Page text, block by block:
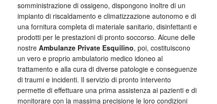
somministrazione di ossigeno, dispongono inoltre di un
impianto di riscaldamento e climatizzazione autonomo e di
una fornitura completa di materiale sanitario, disinfettanti e
prodotti per le prestazioni di pronto soccorso. Alcune delle
nostre Ambulanze Private Esquilino, poi, costituiscono
un vero e proprio ambulatorio medico idoneo al
trattamento e alla cura di diverse patologie e conseguenze
di traumi e incidenti. Il servizio di pronto intervento
permette di effettuare una prima assistenza ai pazienti e di
monitorare con la massima precisione le loro condizioni